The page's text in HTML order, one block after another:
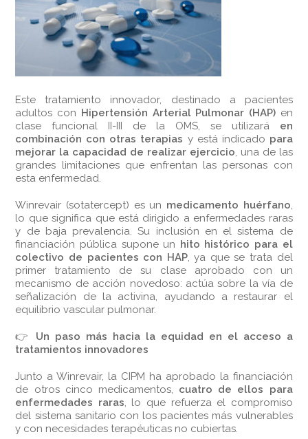
Este tratamiento innovador, destinado a pacientes
adultos con Hipertensión Arterial Pulmonar (HAP)en
clase funcional II-III de la OMS, se utilizará en
combinación con otras terapias y está indicado para
mejorar la capacidad de realizar ejercicio, una de las
grandes limitaciones que enfrentan las personas con
esta enfermedad.
Winrevair (sotatercept) es un medicamento huérfano,
lo que significa que está dirigido a enfermedades raras
y de baja prevalencia. Su inclusión en el sistema de
financiación pública supone un hito histórico para el
colectivo de pacientes con HAP, ya que se trata del
primer tratamiento de su clase aprobado con un
mecanismo de acción novedoso: actúa sobre la vía de
señalización de la activina, ayudando a restaurar el
equilibrio vascular pulmonar.
👉 Un paso más hacia la equidad en el acceso a
tratamientos innovadores
Junto a Winrevair, la CIPM ha aprobado la financiación
de otros cinco medicamentos, cuatro de ellos para
enfermedades raras, lo que refuerza el compromiso
del sistema sanitario con los pacientes más vulnerables
y con necesidades terapéuticas no cubiertas.